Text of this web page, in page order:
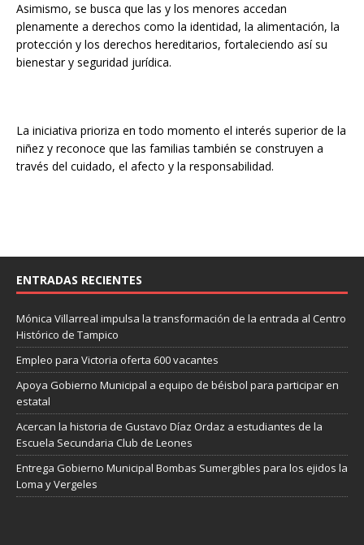
Asimismo, se busca que las y los menores accedan
plenamente a derechos como la identidad, la alimentación, la
protección y los derechos hereditarios, fortaleciendo así su
bienestar y seguridad jurídica.
La iniciativa prioriza en todo momento el interés superior de la
niñez y reconoce que las familias también se construyen a
través del cuidado, el afecto y la responsabilidad.
ENTRADAS RECIENTES
Mónica Villarreal impulsa la transformación de la entrada al Centro
Histórico de Tampico
Empleo para Victoria oferta 600 vacantes
Apoya Gobierno Municipal a equipo de béisbol para participar en
estatal
Acercan la historia de Gustavo Díaz Ordaz a estudiantes de la
Escuela Secundaria Club de Leones
Entrega Gobierno Municipal Bombas Sumergibles para los ejidos la
Loma y Vergeles